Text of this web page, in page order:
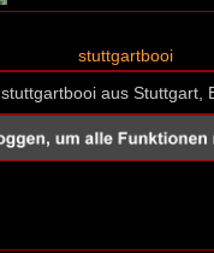
stuttgartbooi
aus Stuttgart,